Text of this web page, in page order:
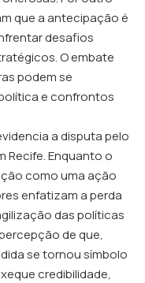
que a antecipação é
desafios
O embate
podem se
e confrontos
a disputa pelo
Recife. Enquanto o
como uma ação
enfatizam a perda
das políticas
de que,
se tornou símbolo
credibilidade,